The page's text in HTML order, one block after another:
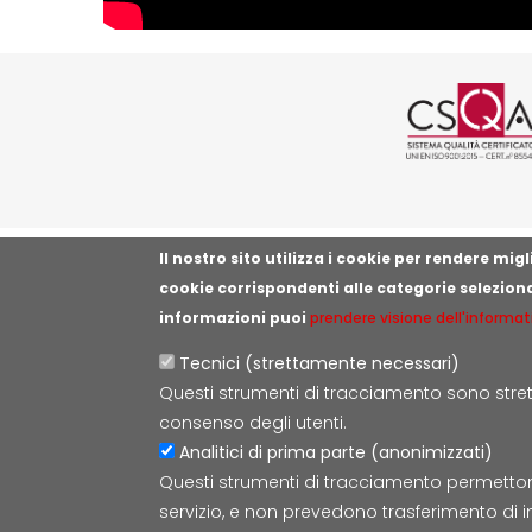
Il nostro sito utilizza i cookie per rendere
cookie corrispondenti alle categorie
informazioni puoiprendere visione
Tecnici (strettamente necessari)
Questi strumenti di tracciamento sono
consenso degli utenti.
Analitici di prima parte (anonimizzati)
Questi strumenti di tracciamento
servizio, e non prevedono trasferimento
Logo